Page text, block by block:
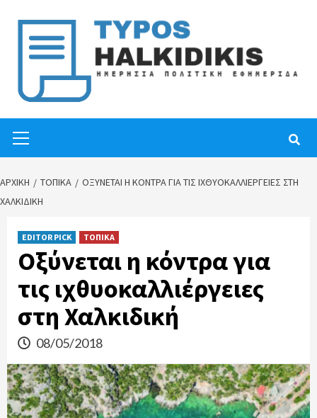
content
Menu
ΑΡΧΙΚΉ ΤΟΠΙΚΑ
ΟΞΎΝΕΤΑΙ Η ΚΌΝΤΡΑ ΓΙΑ ΤΙΣ ΙΧΘΥΟΚΑΛΛΙΈΡΓΕΙΕΣ ΣΤΗ
ΧΑΛΚΙΔΙΚΉ
EDITOR PICK ΤΟΠΙΚΑ
Οξύνεται η κόντρα για
τις ιχθυοκαλλιέργειες
στη Χαλκιδική
08/05/2018